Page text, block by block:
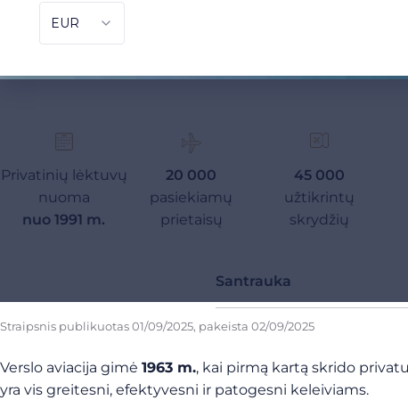
Privatinių lėktuvų
nuoma
nuo 1991 m.
20 000
pasiekiamų
prietaisų
45 000
užtikrintų
skrydžių
Santrauka
Straipsnis publikuotas01/09/2025, pakeista 02/09/2025
Verslo aviacija gimė 1963 m., kai pirmą kartą skrido
yra vis greitesni, efektyvesni ir patogesni keleiviams.